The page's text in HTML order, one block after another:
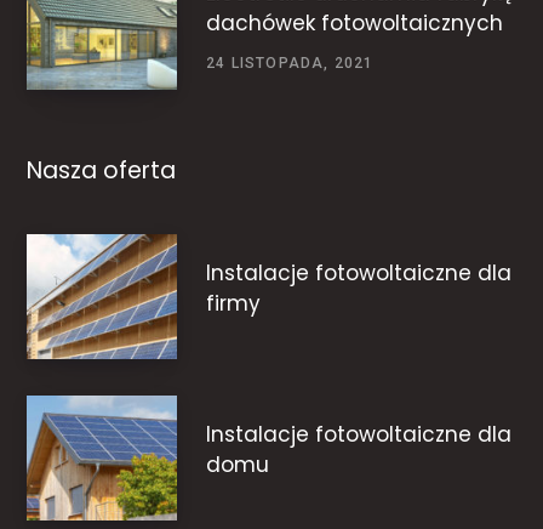
dachówek fotowoltaicznych
24 LISTOPADA, 2021
Nasza oferta
Instalacje fotowoltaiczne dla
firmy
Instalacje fotowoltaiczne dla
domu